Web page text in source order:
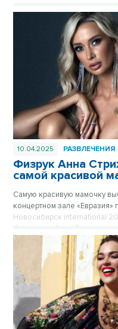
судей и завоевала
10.04.2025 РАЗВЛЕЧЕНИЯ
Физрук Анна
самой красивой
Самую красивую мамочку
концертном зале
Новосибирск international
блондинка Анна Стрижева,
килограммов после